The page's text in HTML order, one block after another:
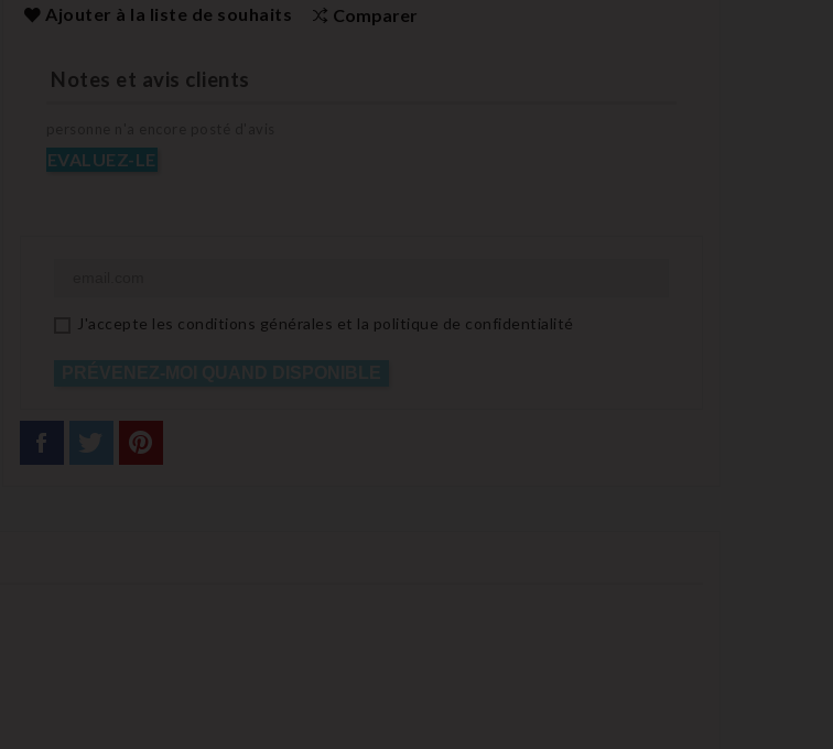
Ajouter à la liste de souhaits Comparer
Notes et avis clients
EVALUEZ-LE
J'accepte les conditions générales et la politique de confidentialité